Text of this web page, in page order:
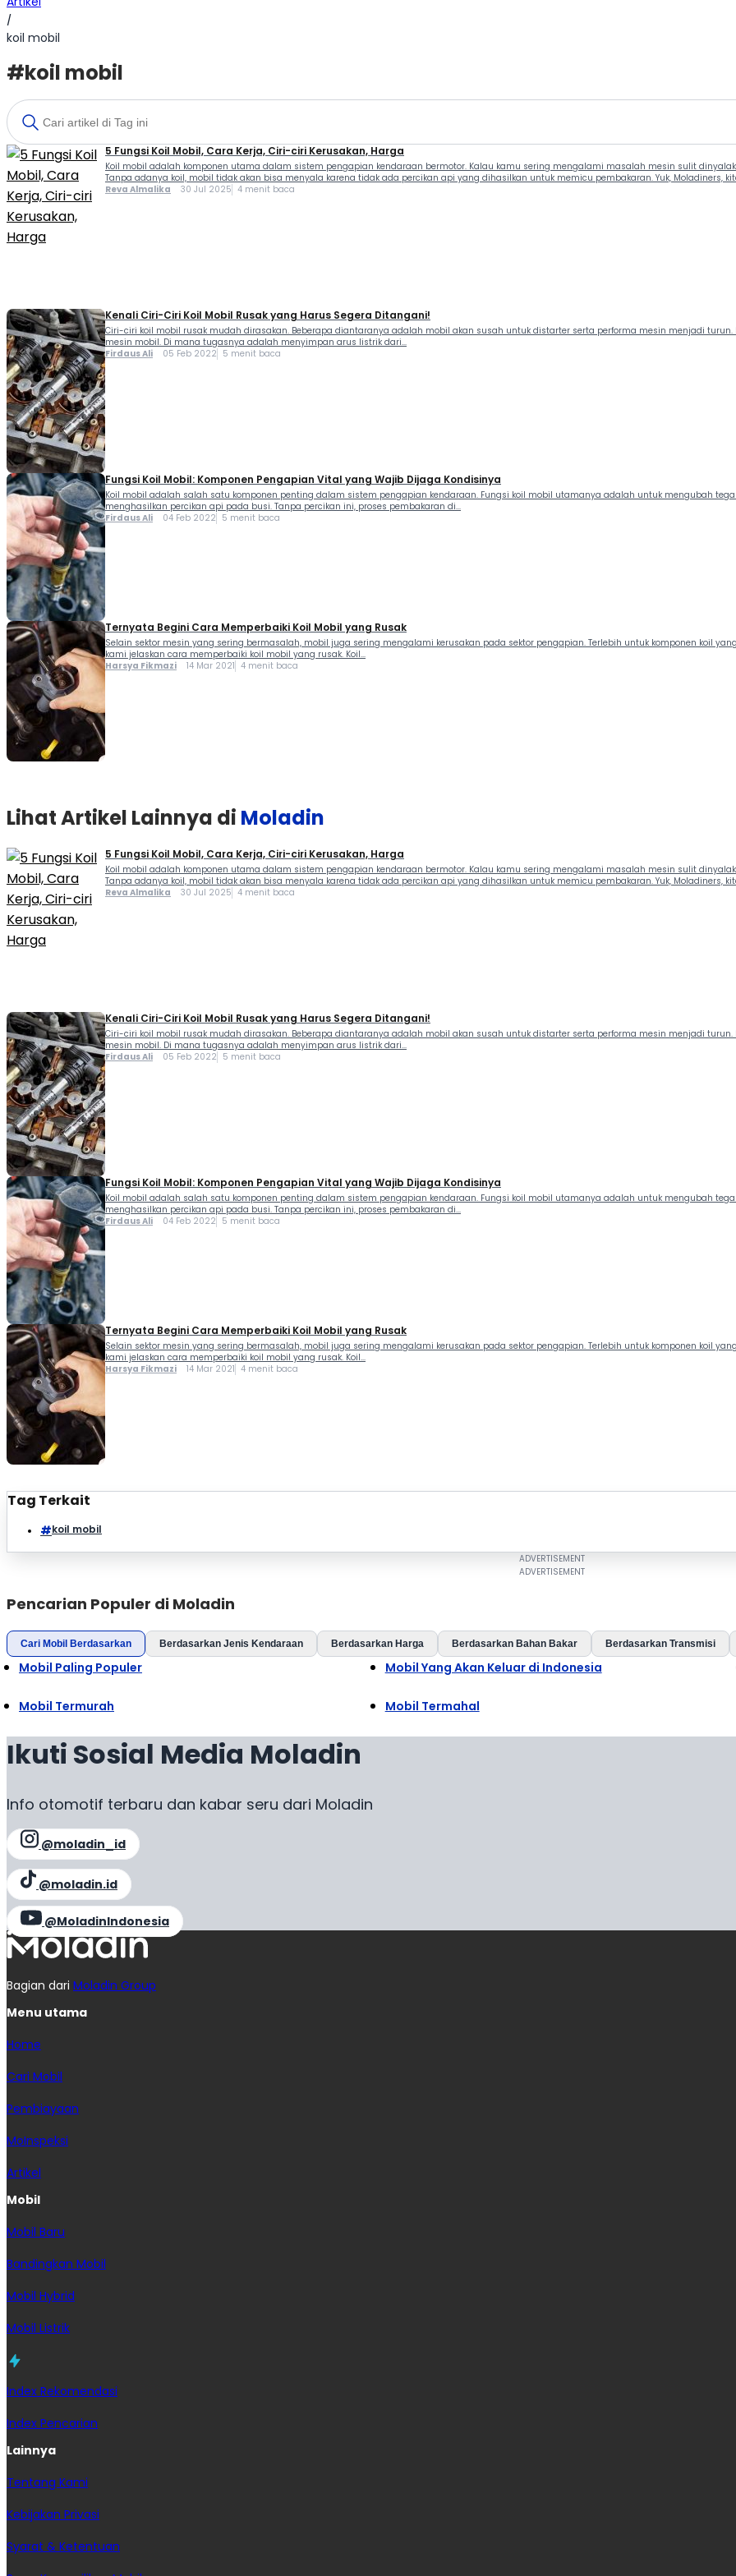
/
koil mobil
#koil mobil
5 Fungsi Koil Mobil, Cara Kerja, Ciri-ciri Kerusakan, Harga
Koil mobil adalah komponen utama dalam sistem pengapian kendaraan bermotor. Kalau kamu sering mengalami masalah mesin sulit
Tanpa adanya koil, mobil tidak akan bisa menyala karena tidak ada percikan api yang dihasilkan untuk memicu pembakaran. Yuk, Moladiners,
Reva Almalika 30 Jul 2025 4 menit baca
Kenali Ciri-Ciri Koil Mobil Rusak yang Harus Segera Ditangani!
Ciri-ciri koil mobil rusak mudah dirasakan. Beberapa diantaranya adalah mobil akan susah untuk distarter serta performa mesin menjadi
mesin mobil. Di mana tugasnya adalah menyimpan arus listrik dari...
Firdaus Ali 05 Feb 2022 5 menit baca
Fungsi Koil Mobil: Komponen Pengapian Vital yang Wajib Dijaga Kondisinya
Koil mobil adalah salah satu komponen penting dalam sistem pengapian kendaraan. Fungsi koil mobil utamanya adalah untuk mengubah
menghasilkan percikan api pada busi. Tanpa percikan ini, proses pembakaran di...
Firdaus Ali 04 Feb 2022 5 menit baca
Ternyata Begini Cara Memperbaiki Koil Mobil yang Rusak
Selain sektor mesin yang sering bermasalah, mobil juga sering mengalami kerusakan pada sektor pengapian. Terlebih untuk komponen koil
kami jelaskan cara memperbaiki koil mobil yang rusak. Koil...
Harsya Fikmazi 14 Mar 2021 4 menit baca
Lihat Artikel Lainnya di Moladin
5 Fungsi Koil Mobil, Cara Kerja, Ciri-ciri Kerusakan, Harga
Koil mobil adalah komponen utama dalam sistem pengapian kendaraan bermotor. Kalau kamu sering mengalami masalah mesin sulit
Tanpa adanya koil, mobil tidak akan bisa menyala karena tidak ada percikan api yang dihasilkan untuk memicu pembakaran. Yuk, Moladiners,
Reva Almalika 30 Jul 2025 4 menit baca
Kenali Ciri-Ciri Koil Mobil Rusak yang Harus Segera Ditangani!
Ciri-ciri koil mobil rusak mudah dirasakan. Beberapa diantaranya adalah mobil akan susah untuk distarter serta performa mesin menjadi
mesin mobil. Di mana tugasnya adalah menyimpan arus listrik dari...
Firdaus Ali 05 Feb 2022 5 menit baca
Fungsi Koil Mobil: Komponen Pengapian Vital yang Wajib Dijaga Kondisinya
Koil mobil adalah salah satu komponen penting dalam sistem pengapian kendaraan. Fungsi koil mobil utamanya adalah untuk mengubah
menghasilkan percikan api pada busi. Tanpa percikan ini, proses pembakaran di...
Firdaus Ali 04 Feb 2022 5 menit baca
Ternyata Begini Cara Memperbaiki Koil Mobil yang Rusak
Selain sektor mesin yang sering bermasalah, mobil juga sering mengalami kerusakan pada sektor pengapian. Terlebih untuk komponen koil
kami jelaskan cara memperbaiki koil mobil yang rusak. Koil...
Harsya Fikmazi 14 Mar 2021 4 menit baca
Tag Terkait
koil mobil
Pencarian Populer di Moladin
Cari Mobil Berdasarkan Berdasarkan Jenis Kendaraan Berdasarkan Harga Berdasarkan Bahan Bakar Berdasarkan Transmisi
Mobil Paling Populer Mobil Yang Akan Keluar di Indonesia
Mobil Termurah Mobil Termahal
Ikuti Sosial Media Moladin
Info otomotif terbaru dan kabar seru dari Moladin
@moladin_id
@moladin.id
@MoladinIndonesia
Bagian dari Moladin Group
Menu utama
Home
Cari Mobil
Pembiayaan
MoInspeksi
Artikel
Mobil
Mobil Baru
Bandingkan Mobil
Mobil Hybrid
Mobil Listrik
Index Rekomendasi
Index Pencarian
Lainnya
Tentang Kami
Kebijakan Privasi
Syarat & Ketentuan